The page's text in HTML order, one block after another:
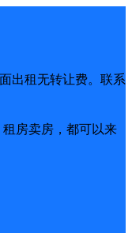
出租无转让费。联系
房卖房，都可以来